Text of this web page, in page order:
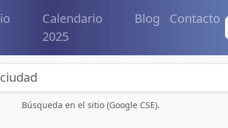
Calendario
2025
Blog Contacto
radios y contenidos
Búsqueda en el sitio (Google CSE).